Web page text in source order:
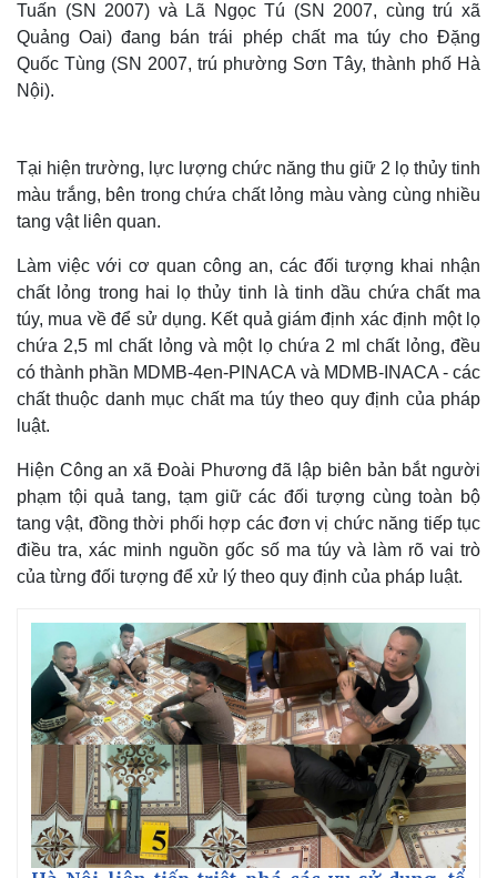
Thế giới
Hồ sơ
Multimedia
E-Magazine
Infographic
Tuấn (SN 2007) và Lã Ngọc Tú (SN 2007, cùng trú xã
Quảng Oai) đang bán trái phép chất ma túy cho Đặng
Quốc Tùng (SN 2007, trú phường Sơn Tây, thành phố Hà
Nội).
Tại hiện trường, lực lượng chức năng thu giữ 2 lọ thủy tinh
màu trắng, bên trong chứa chất lỏng màu vàng cùng nhiều
tang vật liên quan.
Làm việc với cơ quan công an, các đối tượng khai nhận
chất lỏng trong hai lọ thủy tinh là tinh dầu chứa chất ma
túy, mua về để sử dụng. Kết quả giám định xác định một lọ
chứa 2,5 ml chất lỏng và một lọ chứa 2 ml chất lỏng, đều
có thành phần MDMB-4en-PINACA và MDMB-INACA - các
chất thuộc danh mục chất ma túy theo quy định của pháp
luật.
Hiện Công an xã Đoài Phương đã lập biên bản bắt người
phạm tội quả tang, tạm giữ các đối tượng cùng toàn bộ
tang vật, đồng thời phối hợp các đơn vị chức năng tiếp tục
điều tra, xác minh nguồn gốc số ma túy và làm rõ vai trò
của từng đối tượng để xử lý theo quy định của pháp luật.